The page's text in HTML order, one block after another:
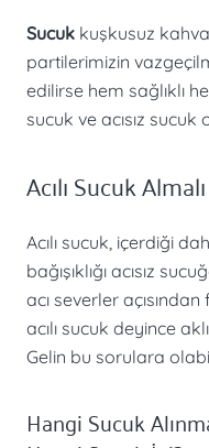
Sucuk kuşkusuz
partilerimizin
edilirse hem sağlıklı
sucuk ve acısız sucuk
Acılı Sucuk
Acılı sucuk, içerdiği
bağışıklığı acısız
acı severler
acılı sucuk deyince
Gelin bu sorulara
Hangi Sucuk